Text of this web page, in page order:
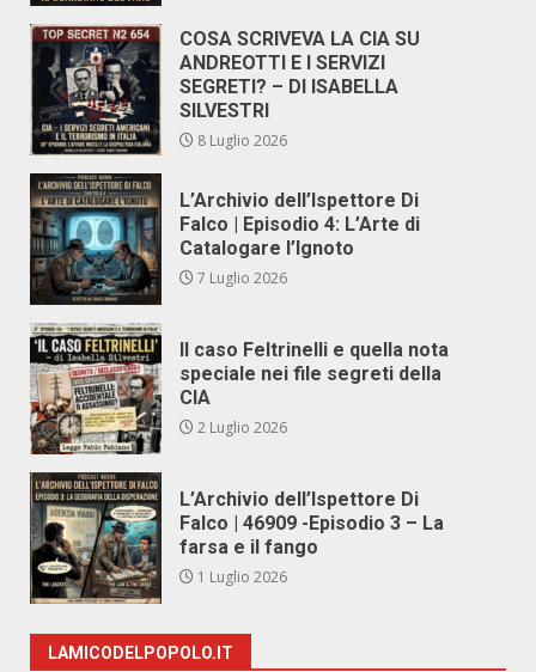
COSA SCRIVEVA LA CIA SU
ANDREOTTI E I SERVIZI
SEGRETI? – DI ISABELLA
SILVESTRI
8 Luglio 2026
L’Archivio dell’Ispettore Di
Falco | Episodio 4: L’Arte di
Catalogare l’Ignoto
7 Luglio 2026
Il caso Feltrinelli e quella nota
speciale nei file segreti della
CIA
2 Luglio 2026
L’Archivio dell’Ispettore Di
Falco | 46909 -Episodio 3 – La
farsa e il fango
1 Luglio 2026
LAMICODELPOPOLO.IT